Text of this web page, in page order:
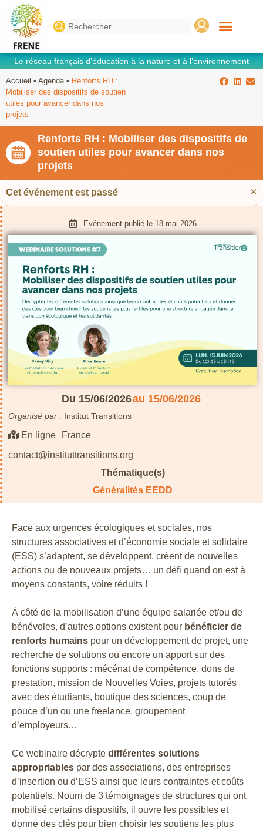
Search
for:
Le réseau français d’éducation à la nature et à l’environnement
Accueil • Agenda • Renforts RH :
Mobiliser des dispositifs de soutien
utiles pour avancer dans nos
projets
Renforts RH : Mobiliser des dispositifs de
soutien utiles pour avancer dans nos
projets
Cet événement est passé ×
Face aux urgences écologiques et sociales, nos
structures associatives et d’économie sociale et solidaire
(ESS) s’adaptent, se développent, créent de nouvelles
actions ou de nouveaux projets… un défi quand on est à
moyens constants, voire réduits !
À côté de la mobilisation d’une équipe salariée et/ou de
bénévoles, d’autres options existent pour bénéficier de
renforts humains pour un développement de projet, une
recherche de solutions ou encore un apport sur des
fonctions supports : mécénat de compétence, dons de
prestation, mission de Nouvelles Voies, projets tutorés
avec des étudiants, boutique des sciences, coup de
pouce d’un ou une freelance, groupement
d’employeurs…
Ce webinaire décrypte différentes solutions
appropriables par des associations, des entreprises
d’insertion ou d’ESS ainsi que leurs contraintes et coûts
potentiels. Nourri de 3 témoignages de structures qui ont
mobilisé certains dispositifs, il ouvre les possibles et
donne des clés pour bien choisir les soutiens les plus
Evénement publié le 18 mai 2026
Du 15/06/2026au 15/06/2026
Organisé par : Institut Transitions
En ligne
France
contact@instituttransitions.org
Thématique(s)
Généralités EEDD